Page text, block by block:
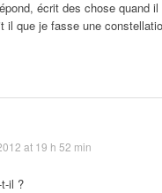
écrit des chose quand
il que je fasse une
at 19 h 52 min
il ?